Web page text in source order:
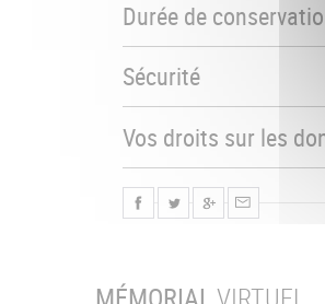
Durée de
Sécurité
Vos droits sur les